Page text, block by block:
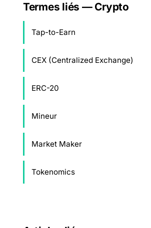
Termes liés — Crypto
Tap-to-Earn
CEX (Centralized Exchange)
ERC-20
Mineur
Market Maker
Tokenomics